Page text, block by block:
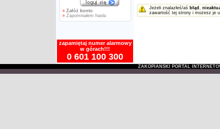
» Załóż konto
»Zapomniałem hasła
zapamiętaj numer alarmowy
w górach!!!
0 601 100 300
Jeżeli znalazłeś/aś błąd ,
zawartość tej strony i możesz je
ZAKOPIAŃSKI PORTAL